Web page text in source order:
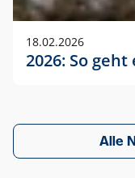
18.02.2026
2026: So
Alle